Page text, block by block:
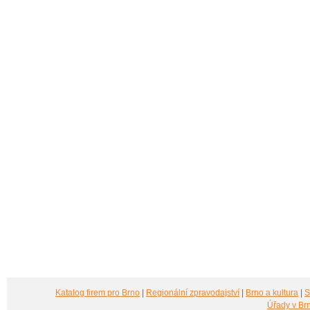
Katalog firem pro Brno Regionální zpravodajství Brno a kultura
Úřady v